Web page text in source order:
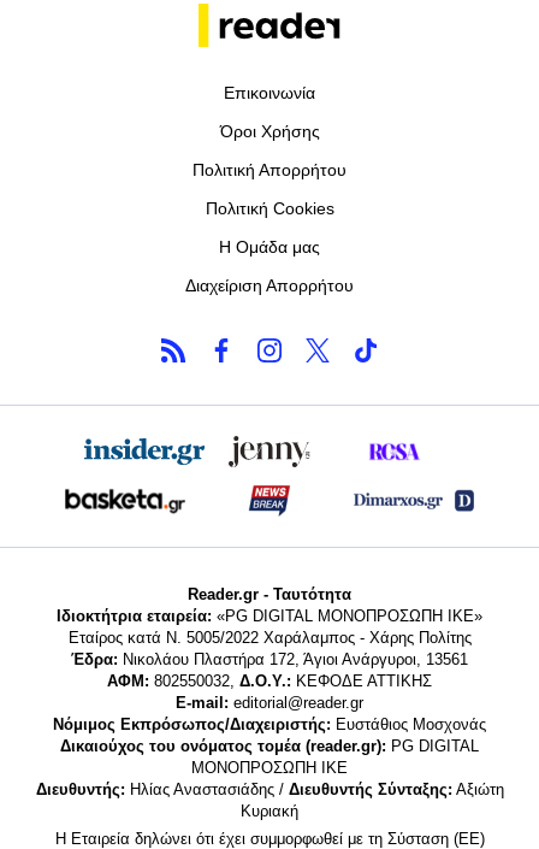
Επικοινωνία
Όροι Χρήσης
Πολιτική Απορρήτου
Πολιτική Cookies
Η Ομάδα μας
Διαχείριση Απορρήτου
Reader.gr - Ταυτότητα
Ιδιοκτήτρια εταιρεία: «PG DIGITAL MONΟΠΡΟΣΩΠΗ ΙΚΕ»
Εταίρος κατά Ν. 5005/2022 Χαράλαμπος - Χάρης Πολίτης
Έδρα: Νικολάου Πλαστήρα 172, Άγιοι Ανάργυροι, 13561
ΑΦΜ: 802550032, Δ.Ο.Υ.: ΚΕΦΟΔΕ ΑΤΤΙΚΗΣ
E-mail: editorial@reader.gr
Νόμιμος Εκπρόσωπος/Διαχειριστής: Ευστάθιος Μοσχονάς
Δικαιούχος του ονόματος τομέα (reader.gr): PG DIGITAL
MONΟΠΡΟΣΩΠΗ ΙΚΕ
Διευθυντής: Ηλίας Αναστασιάδης / Διευθυντής Σύνταξης: Αξιώτη
Κυριακή
Η Εταιρεία δηλώνει ότι έχει συμμορφωθεί με τη Σύσταση (ΕΕ)